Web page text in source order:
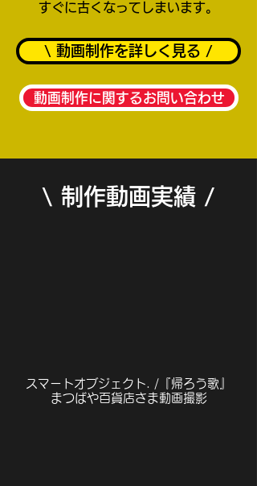
すぐに古くなってしまいます。
\ 動画制作を詳しく見る /
動画制作に関するお問い合わせ
\ 制作​動画実績 /
スマートオブジェクト. /『帰ろう歌』
まつばや百貨店さま動画撮影